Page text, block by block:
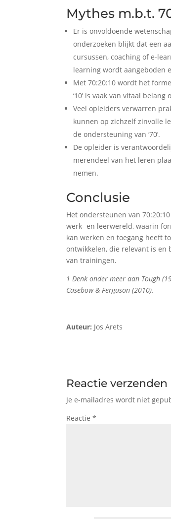
Mythes m.b.t.
Er is onvoldoende
onderzoeken blijkt dat een
cursussen, coaching of e-
learning wordt aangeboden
Met 70:20:10 wordt het
‘10’ is vaak van vitaal belang
Veel opleiders verwarren
kunnen op zichzelf zinvolle
de ondersteuning van ‘70’.
De opleider is
merendeel van het leren
nemen.
Conclusie
Het ondersteunen van
werk- en leerwereld, waarin
kan werken en toegang heeft
ontwikkelen, die relevant is en
van trainingen.
1 Denk onder meer aan Tough
Casebow & Ferguson (2010).
Auteur: Jos Arets
Reactie verzenden
Je e-mailadres wordt niet
Reactie*